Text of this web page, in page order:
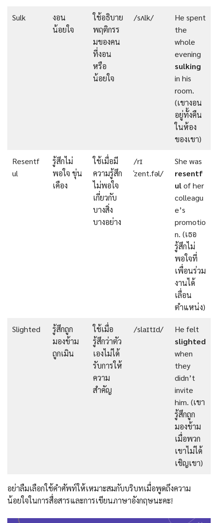
Sulk
งอน
น้อยใจ
ใช้อธิบาย
พฤติกรร
มของคน
ที่งอน
หรือ
น้อยใจ
/sʌlk/
He spent
the
whole
evening
sulking
in his
room.
(เขางอน
อยู่ทั้งคืน
ในห้อง
ของเขา)
Resentf
ul
รู้สึกไม่
พอใจ ขุ่น
เคือง
ใช้เมื่อมี
ความรู้สึก
ไม่พอใจ
เกี่ยวกับ
บางสิ่ง
บางอย่าง
/rɪ
ˈzent.fəl/
She was
resentf
ulof her
colleagu
e’s
promotio
n. (เธอ
รู้สึกไม่
พอใจที่
เพื่อนร่วม
งานได้
เลื่อน
ตำแหน่ง)
Slighted
รู้สึกถูก
มองข้าม
ถูกเมิน
ใช้เมื่อ
รู้สึกว่าตัว
เองไม่ได้
รับการให้
ความ
สำคัญ
/slaɪtɪd/
He felt
slighted
when
they
didn’t
invite
him. (เขา
รู้สึกถูก
มองข้าม
เมื่อพวก
เขาไม่ได้
เชิญเขา)
อย่าลืมเลือกใช้คำศัพท์ให้เหมาะสมกับบริบทเมื่อพูดถึงความ
น้อยใจในการสื่อสารและการเขียนภาษาอังกฤษนะคะ!